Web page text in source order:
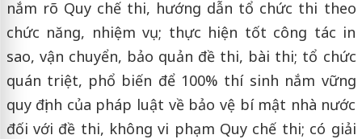
nắm rõ Quy chế thi, hướng dẫn tổ chức thi theo
chức năng, nhiệm vụ; thực hiện tốt công tác in
sao, vận chuyển, bảo quản đề thi, bài thi; tổ chức
quán triệt, phổ biến để 100% thí sinh nắm vững
quy định của pháp luật về bảo vệ bí mật nhà nước
đối với đề thi, không vi phạm Quy chế thi; có giải